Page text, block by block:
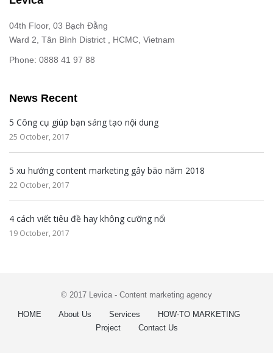
04th Floor, 03 Bạch Đằng
Ward 2, Tân Bình District , HCMC, Vietnam
Phone: 0888 41 97 88
News Recent
5 Công cụ giúp bạn sáng tạo nội dung
25 October, 2017
5 xu hướng content marketing gây bão năm 2018
22 October, 2017
4 cách viết tiêu đề hay không cưỡng nổi
19 October, 2017
© 2017 Levica - Content marketing agency
HOME About Us Services
HOW-TO MARKETING
Project
Contact Us